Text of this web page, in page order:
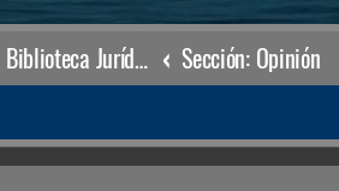
Biblioteca Jurídica • Dr. Francisco Villarroel • Sección: Opinión